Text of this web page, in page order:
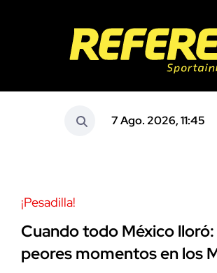
7 Ago. 2026, 11:45
¡Pesadilla!
Cuando todo México lloró:
peores momentos en los